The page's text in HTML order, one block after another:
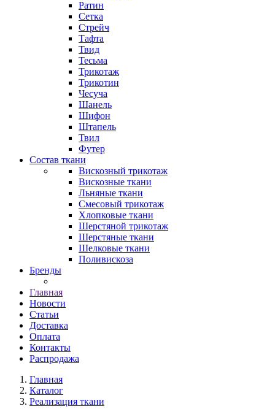
Ратин
Сетка
Стрейч
Тафта
Твид
Тесьма
Трикотаж
Трикотин
Чесуча
Шанель
Шифон
Штапель
Твил
Футер
Состав ткани
Вискозный трикотаж
Вискозные ткани
Льняные ткани
Смесовый трикотаж
Хлопковые ткани
Шерстяной трикотаж
Шерстяные ткани
Шелковые ткани
Поливискоза
Бренды
Главная
Новости
Статьи
Доставка
Оплата
Контакты
Распродажа
Главная
Каталог
Реализация ткани